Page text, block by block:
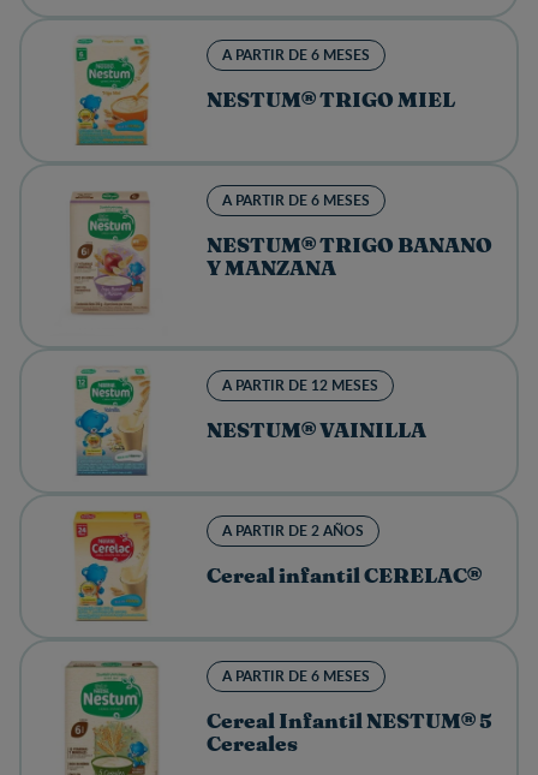
A PARTIR DE 6 MESES
NESTUM® TRIGO MIEL
A PARTIR DE 6 MESES
NESTUM® TRIGO BANANO
Y MANZANA
A PARTIR DE 12 MESES
NESTUM® VAINILLA
A PARTIR DE 2 AÑOS
Cereal infantil CERELAC®
A PARTIR DE 6 MESES
Cereal Infantil NESTUM® 5
Cereales